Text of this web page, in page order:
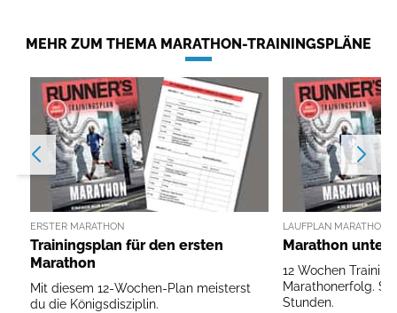
MEHR ZUM THEMA MARATHON-TRAININGSPLÄNE
ERSTER MARATHON
Trainingsplan für den ersten
Marathon
Mit diesem 12-Wochen-Plan meisterst
du die Königsdisziplin.
LAUFPLAN MARATHON
Marathon unter
12 Wochen
Marathonerfolg.
Stunden.